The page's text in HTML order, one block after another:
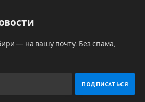
— на вашу почту. Без спама,